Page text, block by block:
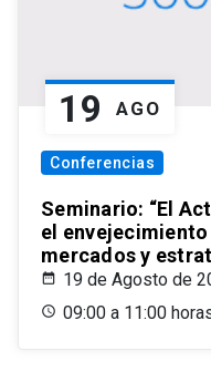
19 AGO
Conferencias
Seminario: “El
el
mercados y
19 de Agosto de
09:00 a 11:00